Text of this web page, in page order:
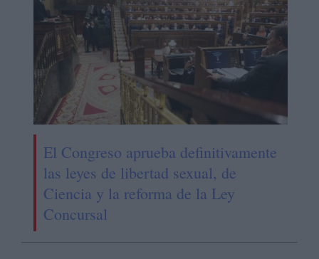
El Congreso aprueba definitivamente
las leyes de libertad sexual, de
Ciencia y la reforma de la Ley
Concursal